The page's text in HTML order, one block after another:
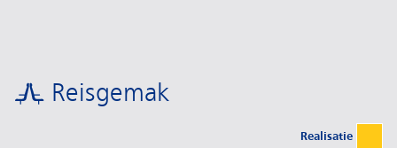
Reisgemak
Realisatie